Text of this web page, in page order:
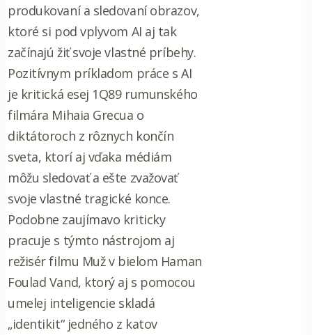
produkovaní a sledovaní obrazov,
ktoré si pod vplyvom AI aj tak
začínajú žiť svoje vlastné príbehy.
Pozitívnym príkladom práce s AI
je kritická esej 1Q89 rumunského
filmára Mihaia Grecua o
diktátoroch z rôznych končín
sveta, ktorí aj vďaka médiám
môžu sledovať a ešte zvažovať
svoje vlastné tragické konce.
Podobne zaujímavo kriticky
pracuje s týmto nástrojom aj
režisér filmu Muž v bielom Haman
Foulad Vand, ktorý aj s pomocou
umelej inteligencie skladá
„identikit“ jedného z katov